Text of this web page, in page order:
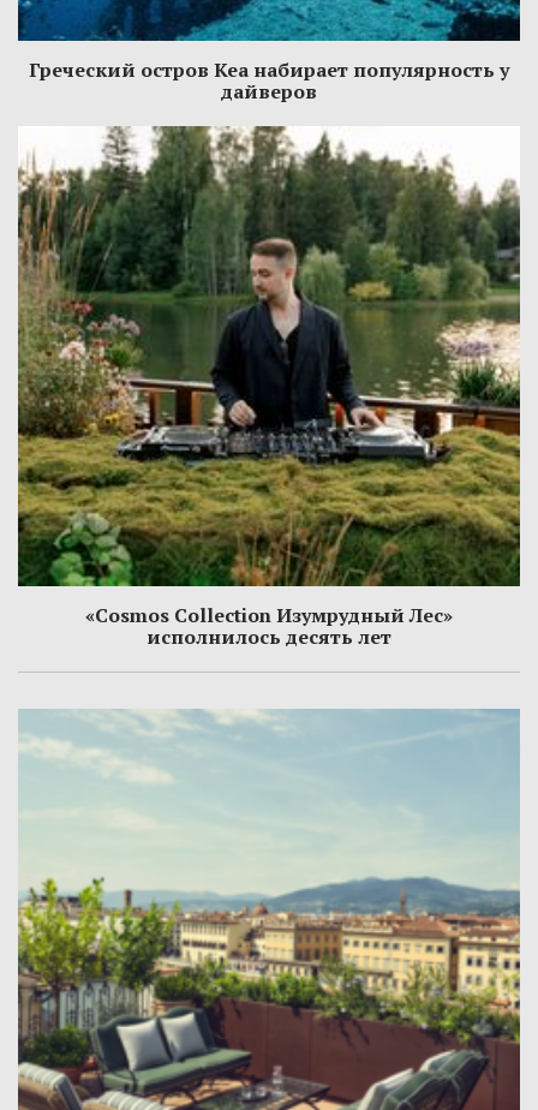
Греческий остров Кеа набирает популярность у
дайверов
«Cosmos Collection Изумрудный Лес»
исполнилось десять лет